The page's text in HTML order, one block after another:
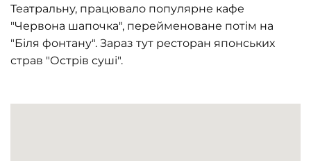
Театральну, працювало популярне кафе
"Червона шапочка", перейменоване потім на
"Біля фонтану". Зараз тут ресторан японських
страв "Острів суші".